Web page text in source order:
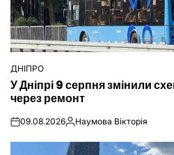
ОПУБЛІКУВАТИ
У
ДНІПРО
У Дніпрі 9 серпня змінили
через ремонт
on09.08.2026Опубліковано
Наумова Вікторія